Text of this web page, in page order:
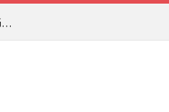
Clausuras de los campamentos de verano en Alhaurín y Villa del Guadalhorce 2026